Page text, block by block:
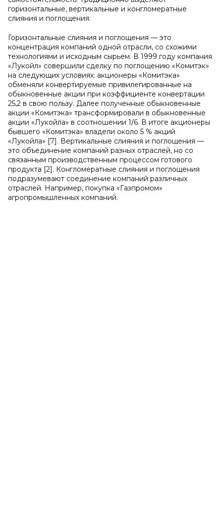
горизонтальные, вертикальные и конгломератные
слияния и поглощения.
Горизонтальные слияния и поглощения — это
концентрация компаний одной отрасли, со схожими
технологиями и исходным сырьем. В 1999 году компания
«Лукойл» совершили сделку по поглощению «Комитэк»
на следующих условиях: акционеры «Комитэка»
обменяли конвертируемые привилегированные на
обыкновенные акции при коэффициенте конвертации
25,2 в свою пользу. Далее полученные обыкновенные
акции «Комитэка» трансформировали в обыкновенные
акции «Лукойла» в соотношении 1/6. В итоге акционеры
бывшего «Комитэка» владели около 5 % акций
«Лукойла» [7]. Вертикальные слияния и поглощения —
это объединение компаний разных отраслей, но со
связанным производственным процессом готового
продукта [2]. Конгломератные слияния и поглощения
подразумевают соединение компаний различных
отраслей. Например, покупка «Газпромом»
агропромышленных компаний.